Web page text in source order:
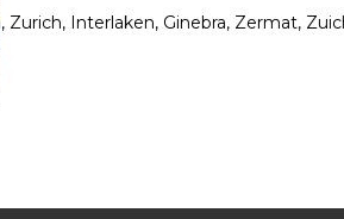
Interlaken, Ginebra, Zermat,